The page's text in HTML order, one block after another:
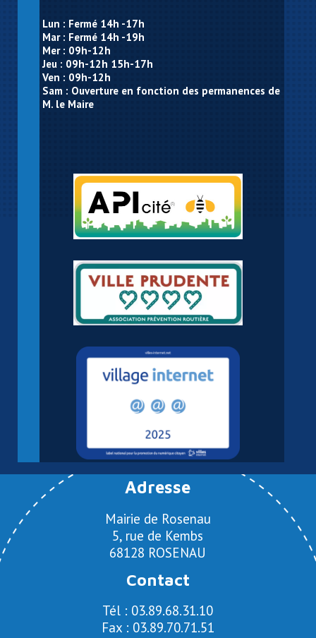
Lun : Fermé 14h -17h
Mar : Fermé 14h -19h
Mer : 09h-12h
Jeu : 09h-12h 15h-17h
Ven : 09h-12h
Sam : Ouverture en fonction des permanences de
M. le Maire
Adresse
Mairie de Rosenau
5, rue de Kembs
68128 ROSENAU
Contact
Tél : 03.89.68.31.10
Fax : 03.89.70.71.51